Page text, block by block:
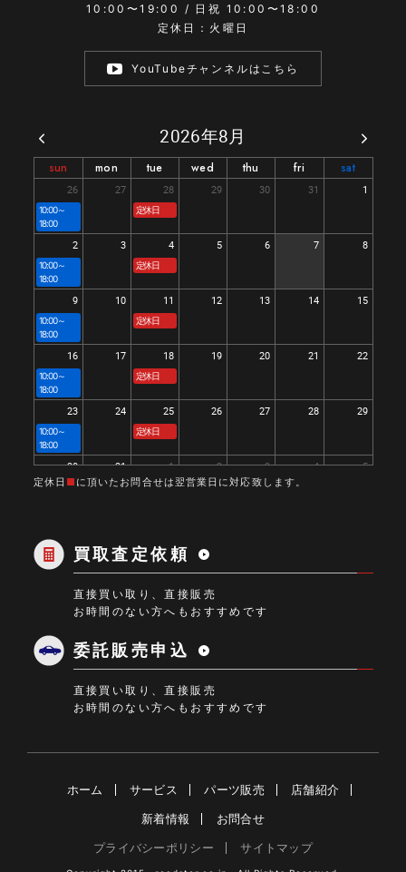
10:00〜19:00 / 日祝 10:00〜18:00
定休日：火曜日
YouTubeチャンネルはこちら
2026年8月
sun mon tue wed thu fri sat
26
10:00～
18:00
27 28
定休日
29 30 31 1
2
10:00～
18:00
3 4
定休日
5 6 7 8
9
10:00～
18:00
10 11
定休日
12 13 14 15
16
10:00～
18:00
17 18
定休日
19 20 21 22
23
10:00～
18:00
24 25
定休日
26 27 28 29
30
10:00～
31 1
定休日
2 3 4 5
定休日 ■ に頂いたお問合せは翌営業日に対応致します。
買取査定依頼
直接買い取り、直接販売
お時間のない方へもおすすめです
委託販売申込
直接買い取り、直接販売
お時間のない方へもおすすめです
ホーム サービス パーツ販売
店舗紹介
新着情報
お問合せ
プライバシーポリシー
サイトマップ